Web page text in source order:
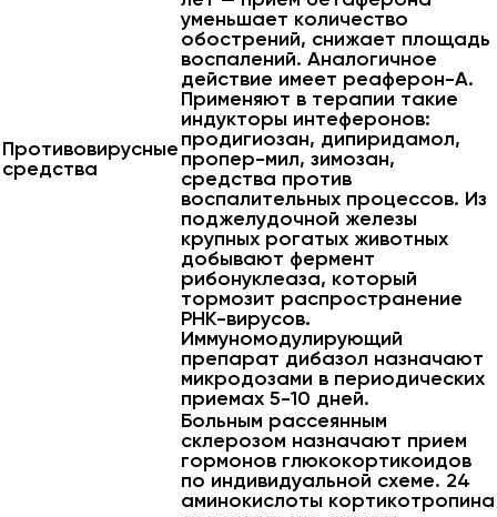
Противовирусные
средства
уменьшает количество
обострений, снижает площадь
воспалений. Аналогичное
действие имеет реаферон-А.
Применяют в терапии такие
индукторы интеферонов:
продигиозан, дипиридамол,
пропер-мил, зимозан,
средства против
воспалительных процессов. Из
поджелудочной железы
крупных рогатых животных
добывают фермент
рибонуклеаза, который
тормозит распространение
РНК-вирусов.
Иммуномодулирующий
препарат дибазол назначают
микродозами в периодических
приемах 5-10 дней.
Больным рассеянным
склерозом назначают прием
гормонов глюкокортикоидов
по индивидуальной схеме. 24
аминокислоты кортикотропина